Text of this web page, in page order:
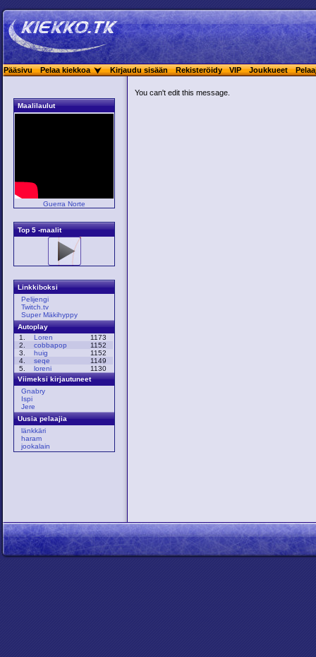
Pääsivu Pelaa kiekkoa Kirjaudu sisään Rekisteröidy VIP Joukkueet
Maalilaulut
Guerra Norte
Top 5 -maalit
Linkkiboksi
Pelijengi
Twitch.tv
Super Mäkihyppy
Autoplay
1.
Loren
1173
2.
cobbapop
1152
3.
huig
1152
4.
seqe
1149
5.
loreni
1130
Viimeksi kirjautuneet
Gnabry
Ispi
Jere
Uusia pelaajia
länkkäri
haram
jookalain
You can't edit this message.